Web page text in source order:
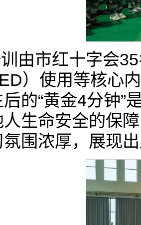
由市红十字会
）使用等核心
的“黄金4分钟”
人生命安全的保
围浓厚，展现